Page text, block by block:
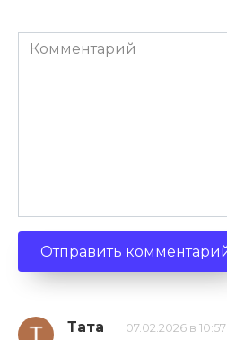
Комментарий
Тата 07.02.2026 в 10:57